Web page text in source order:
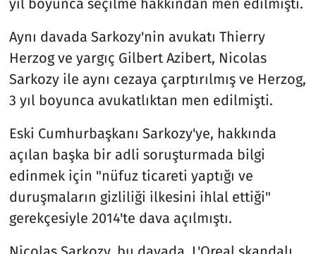
Aynı davada Sarkozy'nin avukatı Thierry
Herzog ve yargıç Gilbert Azibert, Nicolas
Sarkozy ile aynı cezaya çarptırılmış ve Herzog,
3 yıl boyunca avukatlıktan men edilmişti.
Eski Cumhurbaşkanı Sarkozy'ye, hakkında
açılan başka bir adli soruşturmada bilgi
edinmek için "nüfuz ticareti yaptığı ve
duruşmaların gizliliği ilkesini ihlal ettiği"
gerekçesiyle 2014'te dava açılmıştı.